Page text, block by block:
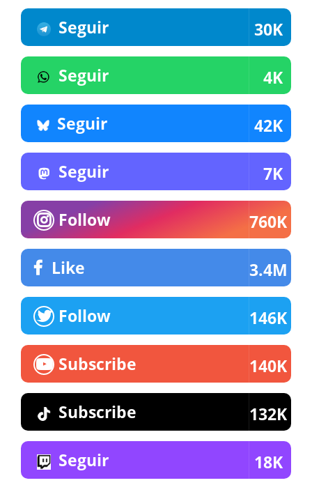
Seguir 30K
Seguir 4K
Seguir 42K
Seguir 7K
Follow 760K
Like 3.4M
Follow 146K
Subscribe 140K
Subscribe 132K
Seguir 18K